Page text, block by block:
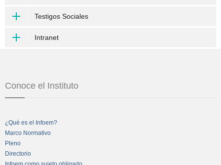
Testigos Sociales
Intranet
Conoce el Instituto
¿Qué es el Infoem?
Marco Normativo
Pleno
Directorio